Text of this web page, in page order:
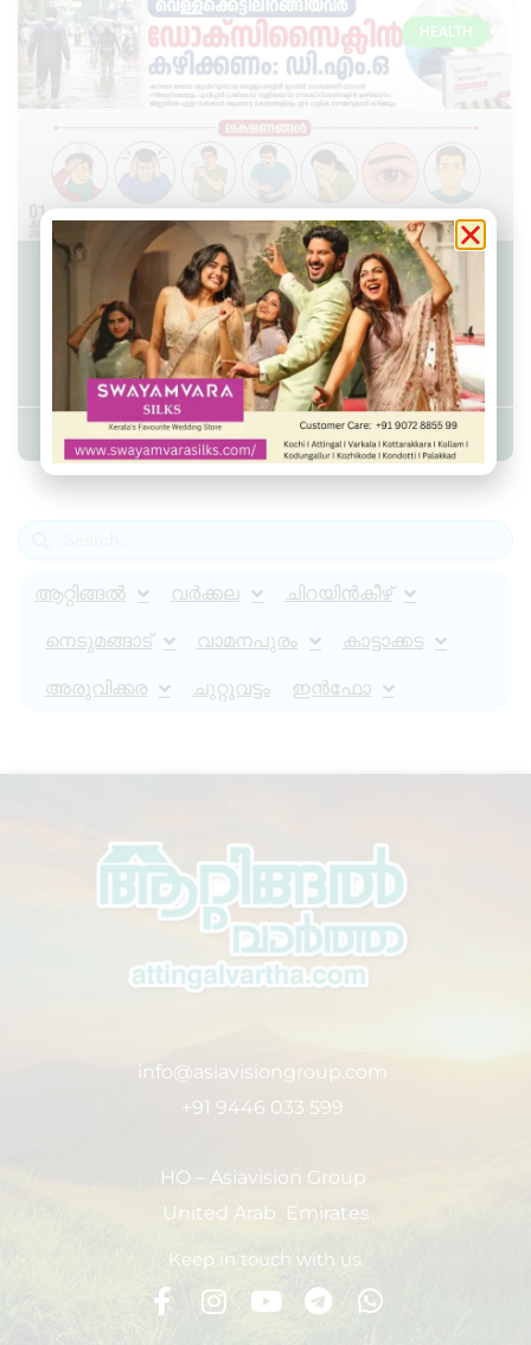
HEALTH
വെള്ളക്കെട്ടിലിറങ്ങിയവർ
ഡോക്‌സിസൈക്ലിൻ കഴിക്കണം:
ഡി എം ഒ
Admin YS June 1, 2026 7:41 pm
ആറ്റിങ്ങൽ വർക്കല ചിറയിൻകീഴ്
നെടുമങ്ങാട് വാമനപുരം കാട്ടാക്കട
അരുവിക്കര ചുറ്റുവട്ടം ഇൻഫോ
info@asiavisiongroup.com
+91 9446 033 599
HO – Asiavision Group
United Arab Emirates
Keep in touch with us.